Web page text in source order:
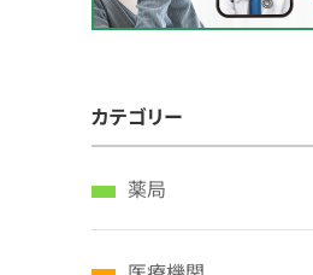
カテゴリー
薬局